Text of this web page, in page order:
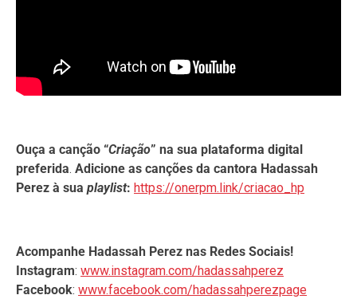
Ouça a canção “Criação” na sua plataforma digital
preferida. Adicione as canções da cantora Hadassah
Perez à sua playlist: https://onerpm.link/criacao_hp
Acompanhe Hadassah Perez nas Redes Sociais!
Instagram: www.instagram.com/hadassahperez
Facebook: www.facebook.com/hadassahperezpage